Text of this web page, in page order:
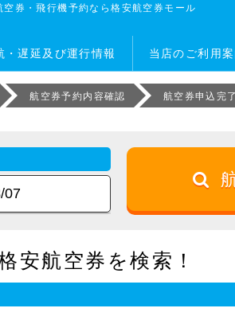
券・飛行機予約なら格安航空券モール
・遅延及び運行情報 当店のご利用
航空券予約内容確認 航空券申込完了
安航空券を検索！